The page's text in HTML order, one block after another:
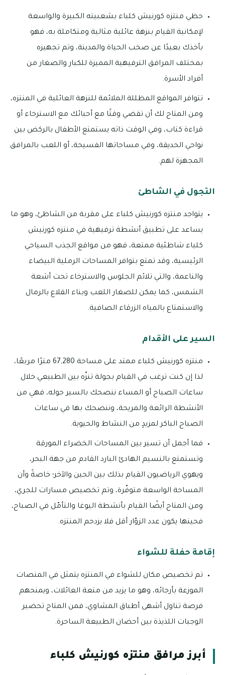
حظي منتزه كورنيش كلباء بشعبيته الكبيرة والواسعة
لإمكانية القيام بنزهة عائلية مثالية ومتكاملة به، فهو
بأخذك بعيدًا عن صخب الحياة والمدينة، وتم تجهيزه
بمختلف المرافق الترفيهية المميزة للكبار والصغار من
أفراد الأسرة.
تتوافر المواقع المظللة الملائمة للنزهة العائلية في المنتزه،
ومن المتاح لك أن تقضي وقتًا مع أحبائك مع الاسترخاء أو
قراءة كتاب، وفي الوقت ذاته يستمتع الأطفال بالركض بين
نواحي الحديقة، وفي مساحاتها الفسيحة، أو اللعب بالمرافق
المجهزة لهم.
التجول في الشاطئ
يتواجد منتزه كورنيش كلباء على مقربة من الشاطئ، وهو ما
يساعد على تطبيق أنشطة ترفيهية في منتزه كورنيش
كلباء شاطئية ممتعة، فهو من مواقع الجذب السياحي
الرئيسية، وقد تمتع بتوافر المساحات الرملية البيضاء
والناعمة، والتي تلائم الجلوس والاسترخاء تحت أشعة
الشمس، كما يمكن للصغار اللعب وبناء القلاع بالرمال
والاستمتاع بالمياه الزرقاء الصافية.
السير على الأقدام
منتزه كورنيش كلباء ممتد على مساحة 67,280 مترًا مربعًا،
لذا إن كنت ترغب في القيام بجولة تنزّه بين الطبيعي خلال
ساعات الصباح أو المساء ننصحك بالسير حوله، فهي من
الأنشطة الرائعة والمريحة، وننصحك بها في ساعات
الصباح الباكر لمزيدٍ من النشاط والحيوية.
فما أجمل أن تسير بين المساحات الخضراء المورقة
وتستمتع بالنسيم الهادئ البارد القادم من جهة البحر،
ويهوي الرياضيون القيام بذلك بين الحين والآخر؛ خاصةً وأن
المساحة الواسعة متوفّرة، وتم تخصيص مسارات للجري،
ومن المتاح أيضًا القيام بأنشطة اليوغا والتأمّل في الصباح،
فحينها يكون عدد الزوّار أقل فلا يزدحم المنتزه.
إقامة حفلة للشواء
تم تخصيص مكان للشواء في المنتزه يتمثل في المنصات
الموزعة بأرجائه، وهو ما يزيد من متعة العائلات، ويمنحهم
فرصة تناول أشهى أطباق المشاوي، فمن المتاح تحضير
الوجبات اللذيذة بين أحضان الطبيعة الساحرة.
أبرز مرافق منتزه كورنيش كلباء